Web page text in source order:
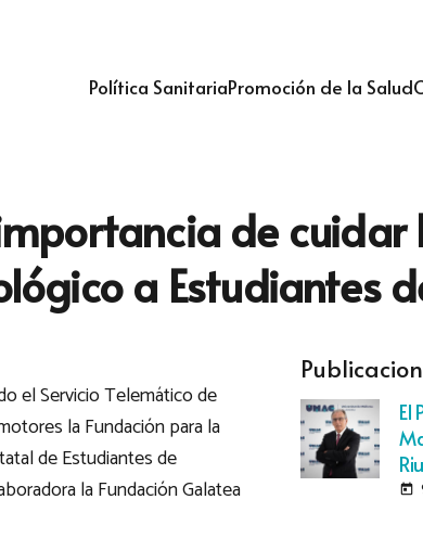
Política SanitariaPromoción de la Salud
de cuidar
a Estudiantes
el Servicio Telemático de
la Fundación para la
de Estudiantes de
la Fundación Galatea
El
today